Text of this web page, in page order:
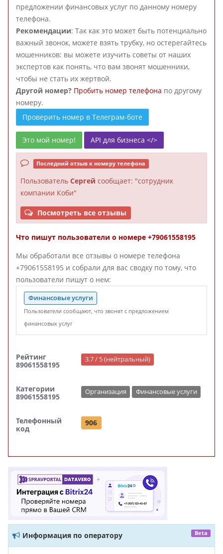
предложении финансовых услуг по данному номеру
телефона.
Рекомендации: Так как это может быть потенциально
важный звонок, можете взять трубку, но остерегайтесь
мошенников: вы можете изучить советы от наших
экспертов как понять, что вам звонят мошенники,
чтобы не стать их жертвой.
Другой номер? Пробить номер телефона по другому
номеру.
Проверить номер в Телеграм-боте
Это мой номер! API для бизнеса </>
Последний отзыв к номеру телефона
Пользователь Сергей сообщает: "сотрудник
компании Коби"
Посмотреть все отзывы
Что пишут пользователи о номере +79061558195
Мы обработали все отзывы о номере телефона
+79061558195 и собрали для вас сводку по тому, что
пользователи пишут о нем:
Финансовые услуги
Пользователи сообщают, что звонят с предложением
финансовых услуг
Рейтинг
89061558195
3.7 / 5 (нейтральный)
Категории
89061558195
Организация Финансовые услуги
Телефонный
код
906
Информация по оператору Beta